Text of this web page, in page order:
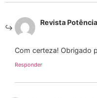
Revista Potência
Com certeza! Obrigado
Responder